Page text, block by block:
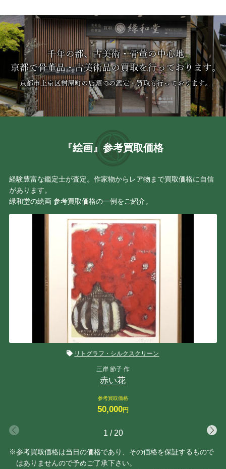
『絵画』参考買取価格
経験豊富な鑑定士が査定。作家物からレア物まで買取価格に自信
があります。
緑和堂の絵画 参考買取価格の一例をご紹介。
リトグラフ・シルクスクリーン
三岸 節子 作
赤い花
参考買取価格
50,000円
1 / 20
※参考買取価格は当日の価格であり、その価格を保証するもので
はありませんので予めご了承下さい。